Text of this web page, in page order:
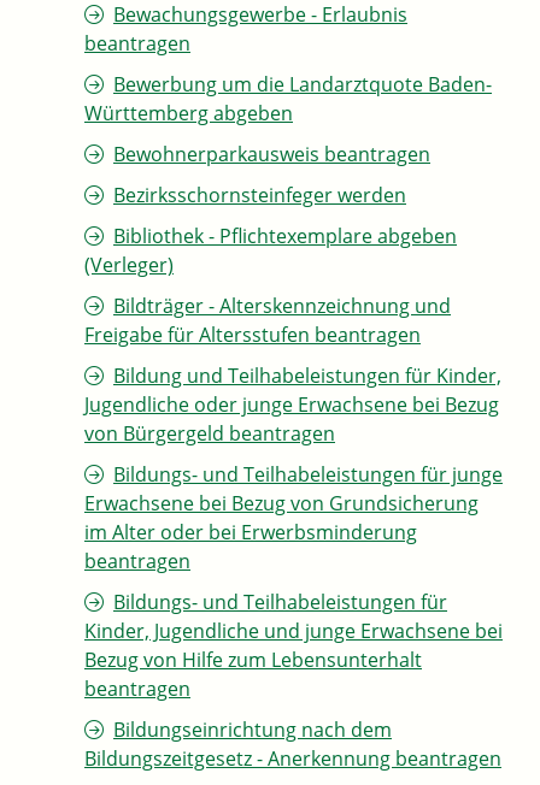
Bewachungsgewerbe - Erlaubnis
beantragen
Bewerbung um die Landarztquote Baden-
Württemberg abgeben
Bewohnerparkausweis beantragen
Bezirksschornsteinfeger werden
Bibliothek - Pflichtexemplare abgeben
(Verleger)
Bildträger - Alterskennzeichnung und
Freigabe für Altersstufen beantragen
Bildung und Teilhabeleistungen für Kinder,
Jugendliche oder junge Erwachsene bei Bezug
von Bürgergeld beantragen
Bildungs- und Teilhabeleistungen für junge
Erwachsene bei Bezug von Grundsicherung
im Alter oder bei Erwerbsminderung
beantragen
Bildungs- und Teilhabeleistungen für
Kinder, Jugendliche und junge Erwachsene bei
Bezug von Hilfe zum Lebensunterhalt
beantragen
Bildungseinrichtung nach dem
Bildungszeitgesetz - Anerkennung beantragen